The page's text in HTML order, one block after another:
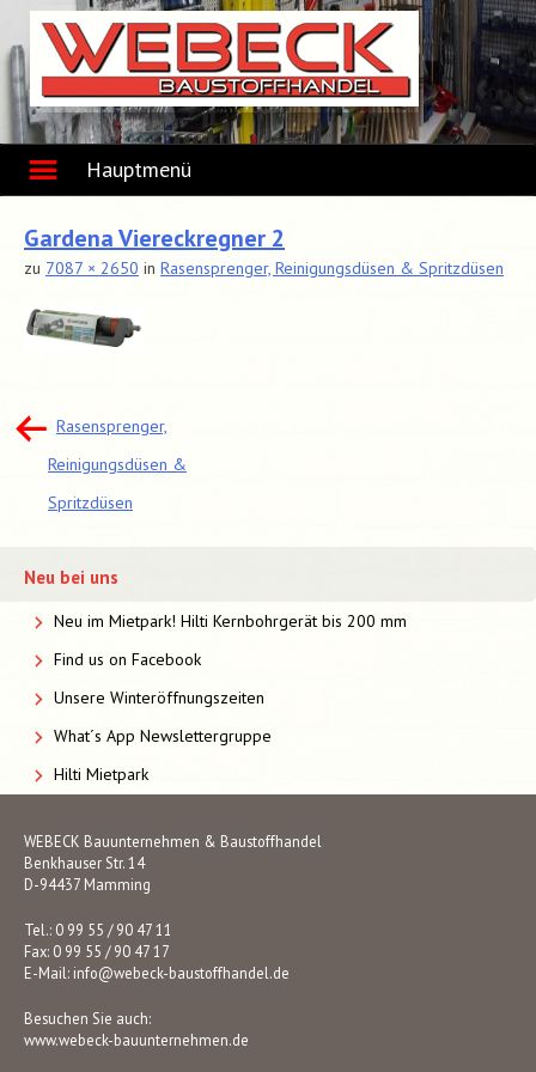
content
Hauptmenü
Gardena Viereckregner 2
zu 7087 × 2650 in Rasensprenger, Reinigungsdüsen & Spritzdüsen
Beitragsnavigation
Rasensprenger,
Reinigungsdüsen &
Spritzdüsen
Neu bei uns
Neu im Mietpark! Hilti Kernbohrgerät bis 200 mm
Find us on Facebook
Unsere Winteröffnungszeiten
What´s App Newslettergruppe
Hilti Mietpark
WEBECK Bauunternehmen & Baustoffhandel
Benkhauser Str. 14
D-94437 Mamming
Tel.: 0 99 55 / 90 47 11
Fax: 0 99 55 / 90 47 17
E-Mail: info@webeck-baustoffhandel.de
Besuchen Sie auch:
www.webeck-bauunternehmen.de